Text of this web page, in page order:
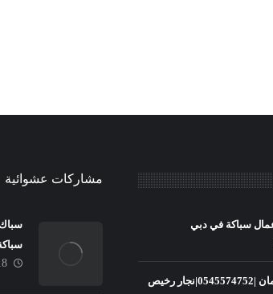
نجار في عجمان |0545574752|نجار رخيص
مشاركات عشوائية
18